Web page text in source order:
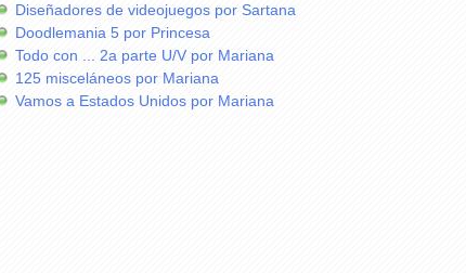
Diseñadores de videojuegos por Sartana
Doodlemania 5 por Princesa
Todo con ... 2a parte U/V por Mariana
125 misceláneos por Mariana
Vamos a Estados Unidos por Mariana